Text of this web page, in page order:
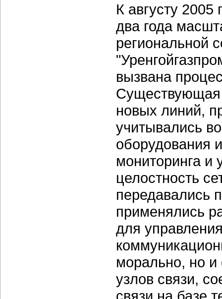
К августу
два года
региональной
вызвана
Существующая
новых линий,
учитывались
оборудования
мониторинга и
целостность
передавались
применялись
для
морально, но и
узлов связи,
связи на базе